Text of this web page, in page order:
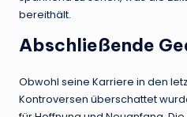
bereithält.
Abschließende
Obwohl seine Karriere in den
Kontroversen überschattet